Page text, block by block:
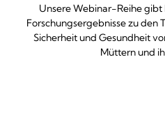
Unsere Webinar-Reihe
Forschungsergebnisse zu den
Sicherheit und Gesundheit
Müttern und